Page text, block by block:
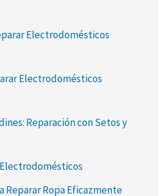
Electrodomésticos
Electrodomésticos
Reparación con Setos y
Reparar Ropa Eficazmente